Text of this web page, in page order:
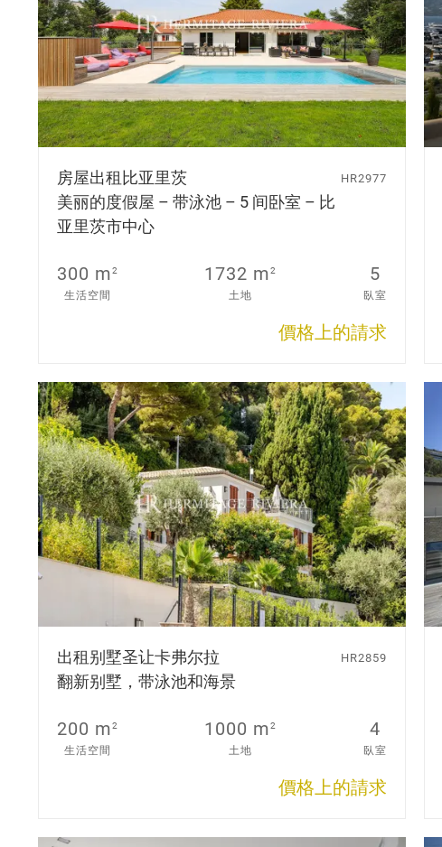
房屋出租 比亚里茨
美丽的度假屋 – 带泳池 – 5 间卧室 – 比
亚里茨市中心
HR2977
300 m2
生活空間
1732 m2
土地
5
臥室
價格上的請求
出租别墅圣让卡弗尔拉
翻新别墅，带泳池和海景
HR2859
200 m2
生活空間
1000 m2
土地
4
臥室
價格上的請求